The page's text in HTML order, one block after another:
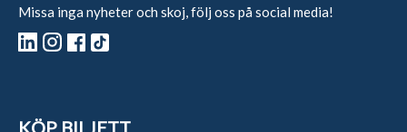
Missa inga nyheter och skoj, följ oss på social media!
KÖP BILJETT